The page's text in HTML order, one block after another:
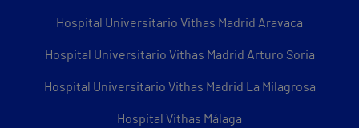
Hospital Universitario Vithas Madrid Aravaca
Hospital Universitario Vithas Madrid Arturo Soria
Hospital Universitario Vithas Madrid La Milagrosa
Hospital Vithas Málaga